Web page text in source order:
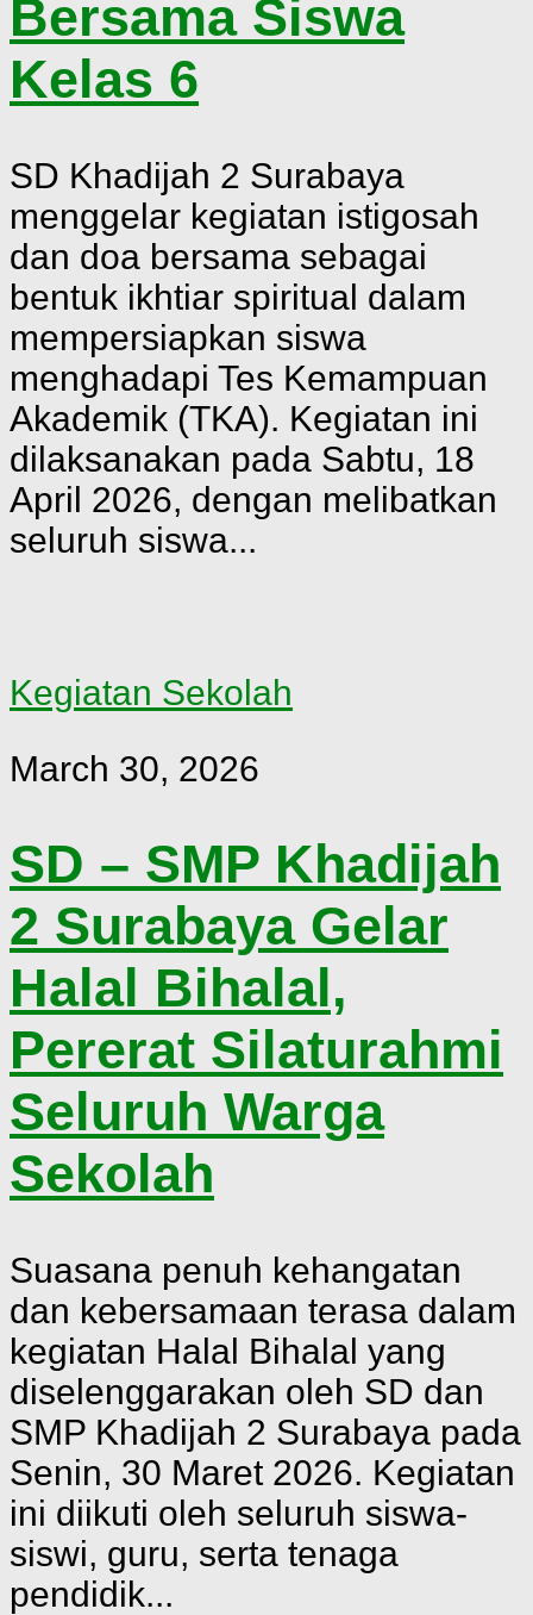
Bersama Siswa
Kelas 6
SD Khadijah 2 Surabaya
menggelar kegiatan istigosah
dan doa bersama sebagai
bentuk ikhtiar spiritual dalam
mempersiapkan siswa
menghadapi Tes Kemampuan
Akademik (TKA). Kegiatan ini
dilaksanakan pada Sabtu, 18
April 2026, dengan melibatkan
seluruh siswa...
Kegiatan Sekolah
March 30, 2026
SD – SMP Khadijah
2 Surabaya Gelar
Halal Bihalal,
Pererat Silaturahmi
Seluruh Warga
Sekolah
Suasana penuh kehangatan
dan kebersamaan terasa dalam
kegiatan Halal Bihalal yang
diselenggarakan oleh SD dan
SMP Khadijah 2 Surabaya pada
Senin, 30 Maret 2026. Kegiatan
ini diikuti oleh seluruh siswa-
siswi, guru, serta tenaga
pendidik...